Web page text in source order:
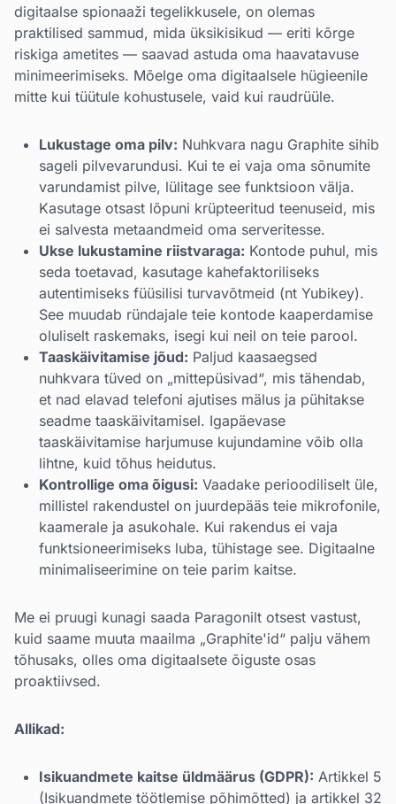
digitaalse spionaaži tegelikkusele, on olemas
praktilised sammud, mida üksikisikud — eriti kõrge
riskiga ametites — saavad astuda oma haavatavuse
minimeerimiseks. Mõelge oma digitaalsele hügieenile
mitte kui tüütule kohustusele, vaid kui raudrüüle.
Lukustage oma pilv: Nuhkvara nagu Graphite sihib
sageli pilvevarundusi. Kui te ei vaja oma sõnumite
varundamist pilve, lülitage see funktsioon välja.
Kasutage otsast lõpuni krüpteeritud teenuseid, mis
ei salvesta metaandmeid oma serveritesse.
Ukse lukustamine riistvaraga: Kontode puhul, mis
seda toetavad, kasutage kahefaktoriliseks
autentimiseks füüsilisi turvavõtmeid (nt Yubikey).
See muudab ründajale teie kontode kaaperdamise
oluliselt raskemaks, isegi kui neil on teie parool.
Taaskäivitamise jõud: Paljud kaasaegsed
nuhkvara tüved on „mittepüsivad“, mis tähendab,
et nad elavad telefoni ajutises mälus ja pühitakse
seadme taaskäivitamisel. Igapäevase
taaskäivitamise harjumuse kujundamine võib olla
lihtne, kuid tõhus heidutus.
Kontrollige oma õigusi: Vaadake perioodiliselt üle,
millistel rakendustel on juurdepääs teie mikrofonile,
kaamerale ja asukohale. Kui rakendus ei vaja
funktsioneerimiseks luba, tühistage see. Digitaalne
minimaliseerimine on teie parim kaitse.
Me ei pruugi kunagi saada Paragonilt otsest vastust,
kuid saame muuta maailma „Graphite'id“ palju vähem
tõhusaks, olles oma digitaalsete õiguste osas
proaktiivsed.
Allikad:
Isikuandmete kaitse üldmäärus (GDPR): Artikkel 5
(Isikuandmete töötlemise põhimõtted) ja artikkel 32